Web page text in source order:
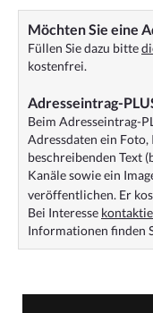
Möchten Sie eine
Füllen Sie dazu bitte
kostenfrei.
Adresseintrag-
Beim Adresseintrag-
Adressdaten ein
beschreibenden Text
Kanäle sowie ein
veröffentlichen. Er
Bei Interesse
Informationen finden